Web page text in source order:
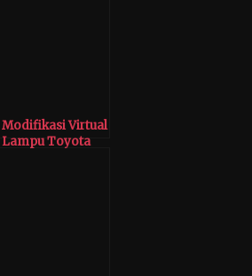
Modifikasi Virtual
Lampu Toyota